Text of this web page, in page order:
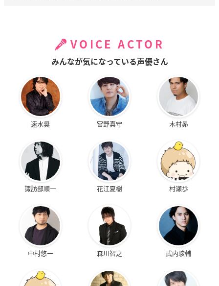
VOICE ACTOR
みんなが気になっている声優さん
速水奨 宮野真守 木村昴
諏訪部順一 花江夏樹 村瀬歩
中村悠一 森川智之 武内駿輔